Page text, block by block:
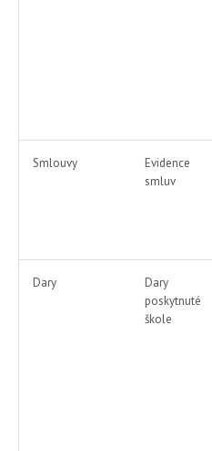
Smlouvy
Evidence
smluv
Dary
Dary
poskytnuté
škole